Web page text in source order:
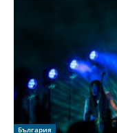
България